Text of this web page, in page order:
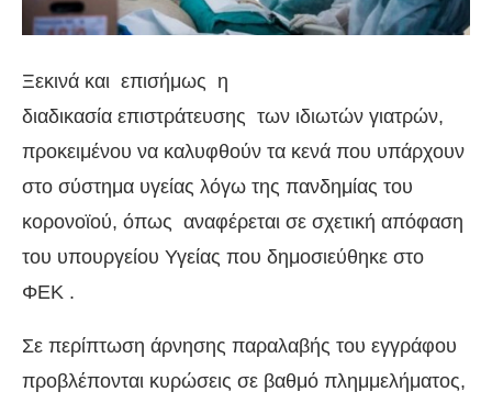
Ξεκινά και επισήμως η
διαδικασία επιστράτευσης των ιδιωτών γιατρών,
προκειμένου να καλυφθούν τα κενά που υπάρχουν
στο σύστημα υγείας λόγω της πανδημίας του
κορονοϊού, όπως αναφέρεται σε σχετική απόφαση
του υπουργείου Υγείας που δημοσιεύθηκε στο
ΦΕΚ .
Σε περίπτωση άρνησης παραλαβής του εγγράφου
προβλέπονται κυρώσεις σε βαθμό πλημμελήματος,